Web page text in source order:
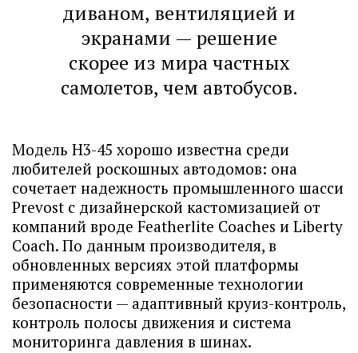
диваном, вентиляцией и
экранами — решение
скорее из мира частных
самолетов, чем автобусов.
Модель H3-45 хорошо известна среди
любителей роскошных автодомов: она
сочетает надежность промышленного шасси
Prevost с дизайнерской кастомизацией от
компаний вроде Featherlite Coaches и Liberty
Coach. По данным производителя, в
обновленных версиях этой платформы
применяются современные технологии
безопасности — адаптивный круиз-контроль,
контроль полосы движения и система
мониторинга давления в шинах.